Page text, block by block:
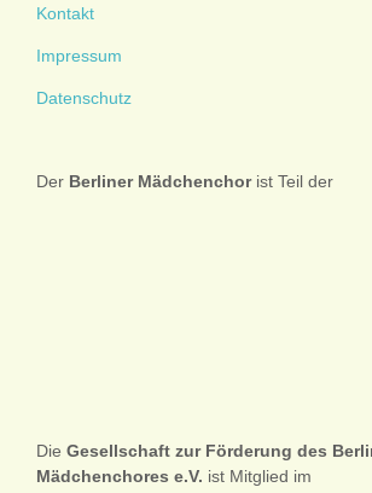
Kontakt
Impressum
Datenschutz
Der Berliner Mädchenchorist Teil der
Die Gesellschaft zur Förderung des
Mädchenchores e.V. ist Mitglied im